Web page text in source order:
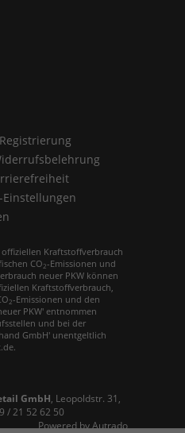
Einstellungen
Kraftstoffverbrauch
CO 2-Emissionen und
neuer PKW können
Kraftstoffverbrauch,
2-Emissionen und den
PKW' entnommen
und bei der
GmbH' unentgeltlich
GmbH, Leopoldstr. 31,
/ 21 52 62 50
Powered by Autrado